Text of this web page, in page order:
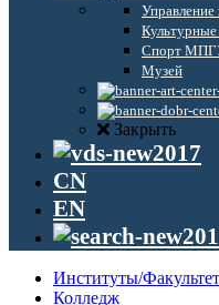
Спорт
Музей
Закрыть
CN
EN
Институты/
Колледж